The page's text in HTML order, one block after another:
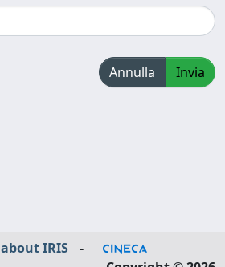
Annulla Invia
about IRIS
-